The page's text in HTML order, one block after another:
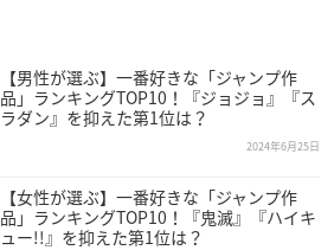
【男性が選ぶ】一番好きな「ジャンプ作
品」ランキングTOP10！『ジョジョ』『ス
ラダン』を抑えた第1位は？
2024年6月25日
【女性が選ぶ】一番好きな「ジャンプ作
品」ランキングTOP10！『鬼滅』『ハイキ
ュー!!』を抑えた第1位は？